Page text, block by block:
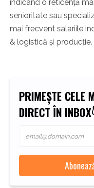
indicând o reticență
senioritate sau
mai frecvent salariile
& logistică și producție.
PRIMEȘTE CELE
DIRECT ÎN